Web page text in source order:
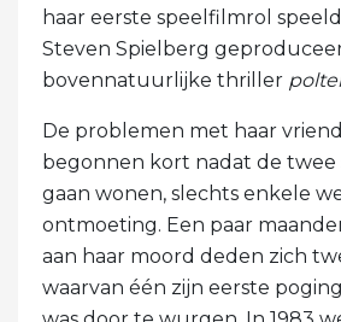
haar eerste speelfilmrol
Steven Spielberg
bovennatuurlijke thriller
De problemen met haar
begonnen kort nadat de twee
gaan wonen, slechts enkele
ontmoeting. Een paar
aan haar moord deden zich
waarvan één zijn eerste